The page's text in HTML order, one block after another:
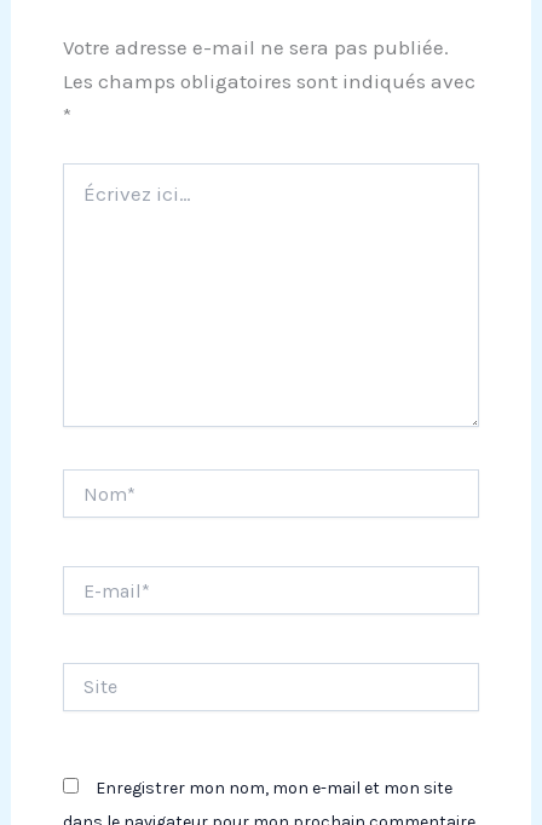
Votre adresse e-mail ne sera pas publiée.
Les champs obligatoires sont indiqués avec
*
ici…
mail*
Enregistrer mon nom, mon e-mail et mon site